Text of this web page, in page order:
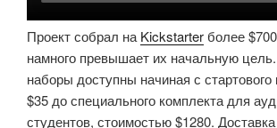
Проект собрал на Kickstarter более
намного превышает их начальную
наборы доступны начиная с стартового
$35 до специального комплекта для
студентов, стоимостью $1280.